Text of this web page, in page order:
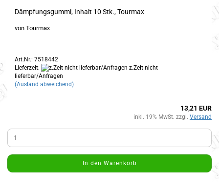
Dämpfungsgummi, Inhalt 10 Stk., Tourmax
von Tourmax
Art.Nr.: 7518442
Lieferzeit:
z.Zeit nicht
lieferbar/Anfragen
(Ausland abweichend)
13,21 EUR
inkl. 19% MwSt. zzgl. Versand
In den Warenkorb